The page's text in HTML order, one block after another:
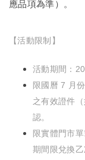
應品項為準）。
【活動限制】
活動期間：
限國曆 7 月
之有效證件
認。
限實體門市
期間限兌換乙